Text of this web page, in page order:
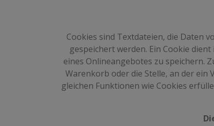
Cookies sind Textdateien, die Daten
gespeichert werden. Ein Cookie
eines Onlineangebotes zu speichern.
Warenkorb oder die Stelle, an der ein
gleichen Funktionen wie Cookies